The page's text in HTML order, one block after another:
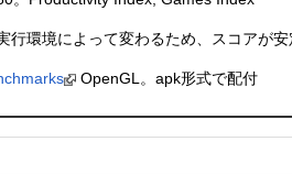
行環境によって変わるため、スコアが安
OpenGL。apk形式で配付